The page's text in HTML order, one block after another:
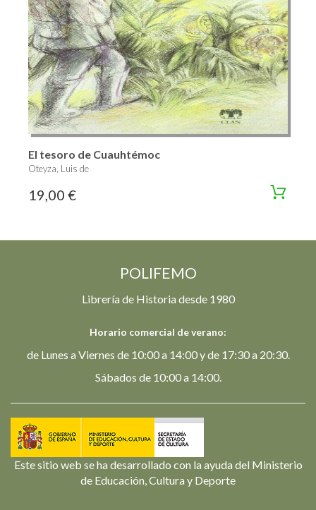
El tesoro de Cuauhtémoc
Oteyza, Luis de
19,00 €
POLIFEMO
Librería de Historia desde 1980
Horario comercial de verano:
de Lunes a Viernes de 10:00 a 14:00 y de 17:30 a 20:30.
Sábados de 10:00 a 14:00.
Este sitio web se ha desarrollado con la ayuda del Ministerio
de Educación, Cultura y Deporte